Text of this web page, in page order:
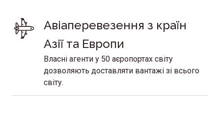
Авіаперевезення з країн
Азії та Европи
Власні агенти у 50 аєропортах світу
дозволяють доставляти вантажі зі всього
світу.